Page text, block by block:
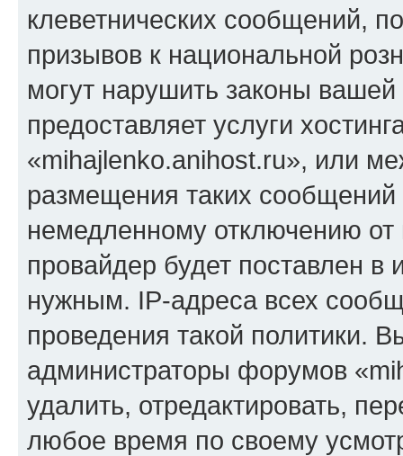
клеветнических сообщений,
призывов к национальной
могут нарушить законы
предоставляет услуги
«mihajlenko.anihost.ru», или
размещения таких
немедленному отключению
провайдер будет поставлен в
нужным. IP-адреса всех
проведения такой политики.
администраторы форумов
удалить, отредактировать,
любое время по своему